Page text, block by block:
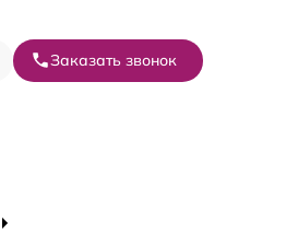
Заказать звонок